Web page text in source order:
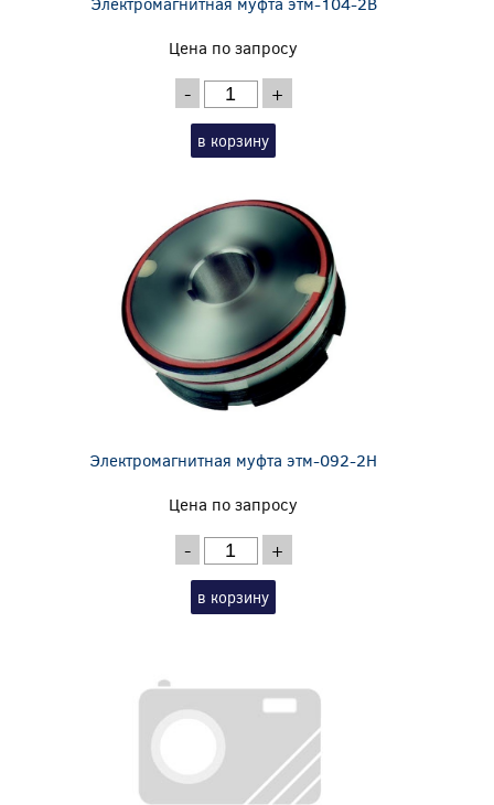
Цена по запросу
- +
в корзину
Электромагнитная муфта этм-092-2Н
Цена по запросу
- +
в корзину